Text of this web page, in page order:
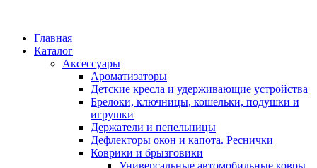
Главная
Каталог
Аксессуары
Ароматизаторы
Детские кресла и удерживающие устройства
Брелоки, ключницы, кошельки, подушки и
игрушки
Держатели и пепельницы
Дефлекторы окон и капота. Реснички
Коврики и брызговики
Универсальные автомобильные ковры